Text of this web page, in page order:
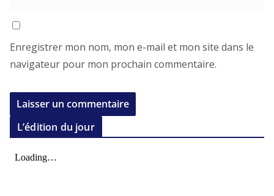
Enregistrer mon nom, mon e-mail et mon site dans le
navigateur pour mon prochain commentaire.
L’édition du jour